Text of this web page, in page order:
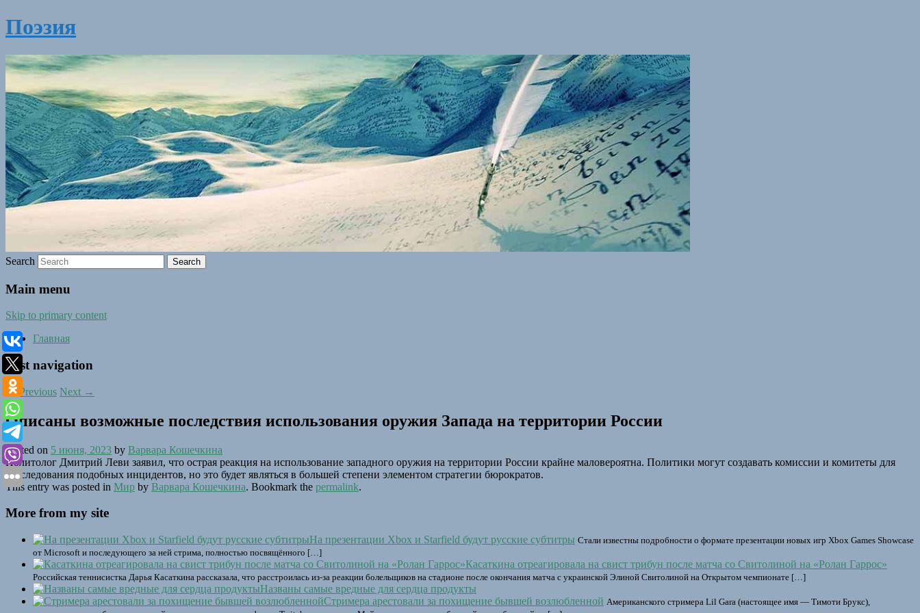
Поэзия
Search
Main menu
Skip to primary content
Главная
Post navigation
←Previous Next →
Описаны возможные последствия использования оружия Запада на территории России
Posted on 5 июня, 2023 by Варвара Кошечкина
Политолог Дмитрий Леви заявил, что острая реакция на использование западного оружия на территории России крайне маловероятна. Политики могут создавать комиссии и комитеты для
расследования подобных инцидентов, но это будет являться в большей степени элементом стратегии бюрократов.
This entry was posted in Мир by Варвара Кошечкина. Bookmark the permalink.
More from my site
На презентации Xbox и Starfield будут русские субтитры Стали известны подробности о формате презентации новых игр Xbox Games Showcase
от Microsoft и последующего за ней стрима, полностью посвящённого […]
Касаткина отреагировала на свист трибун после матча со Свитолиной на «Ролан Гаррос»
Российская теннисистка Дарья Касаткина рассказала, что расстроилась из-за реакции болельщиков на стадионе после окончания матча с украинской Элиной Свитолиной на Открытом чемпионате […]
Названы самые вредные для сердца продукты
Стримера арестовали за похищение бывшей возлюбленной Американского стримера Lil Gara (настоящее имя — Тимоти Брукс),